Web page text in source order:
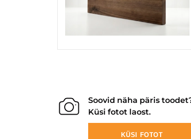
Soovid näha päris
Küsi fotot laost.
KÜSI FOTOT